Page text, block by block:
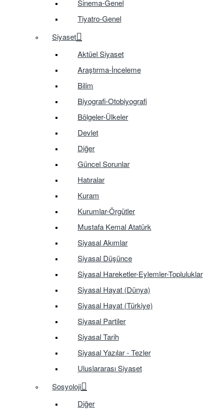
Sinema-Genel
Tiyatro-Genel
Siyaset
Aktüel Siyaset
Araştırma-İnceleme
Bilim
Biyografi-Otobiyografi
Bölgeler-Ülkeler
Devlet
Diğer
Güncel Sorunlar
Hatıralar
Kuram
Kurumlar-Örgütler
Mustafa Kemal Atatürk
Siyasal Akımlar
Siyasal Düşünce
Siyasal Hareketler-Eylemler-Topluluklar
Siyasal Hayat (Dünya)
Siyasal Hayat (Türkiye)
Siyasal Partiler
Siyasal Tarih
Siyasal Yazılar - Tezler
Uluslararası Siyaset
Sosyoloji
Diğer